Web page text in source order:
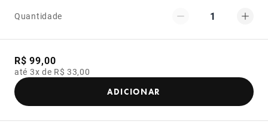
Quantidade 1
R$ 99,00
até 3x de R$ 33,00
ADICIONAR